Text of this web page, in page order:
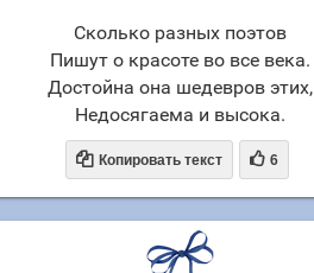
Сколько разных поэтов
Пишут о красоте во все века.
Достойна она шедевров этих,
Недосягаема и высока.
 Копировать текст  6